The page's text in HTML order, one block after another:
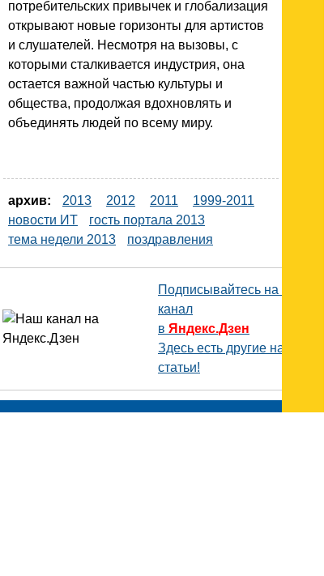
потребительских привычек и глобализация
открывают новые горизонты для артистов
и слушателей. Несмотря на вызовы, с
которыми сталкивается индустрия, она
остается важной частью культуры и
общества, продолжая вдохновлять и
объединять людей по всему миру.
архив: 2013 2012 2011
1999-2011
новости ИТ
гость портала 2013
тема недели 2013
поздравления
Подписывайтесь на наш
канал
в Яндекс.Дзен
Здесь есть другие наши
статьи!